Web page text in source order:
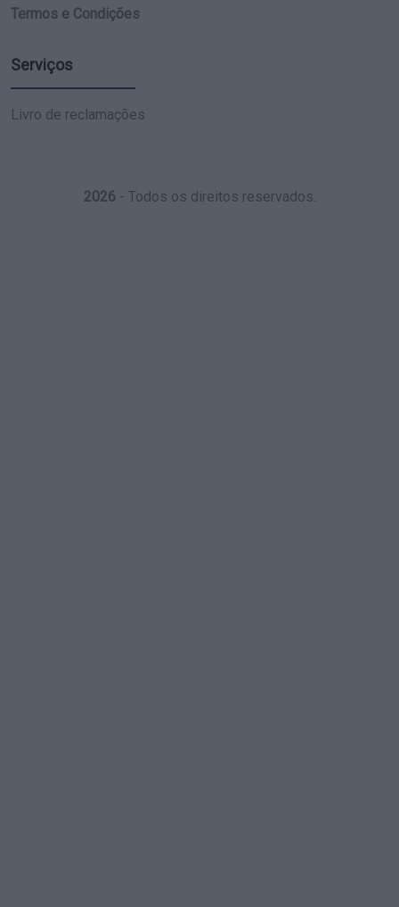
Termos e Condições
Serviços
Livro de reclamações
2026- Todos os direitos reservados.